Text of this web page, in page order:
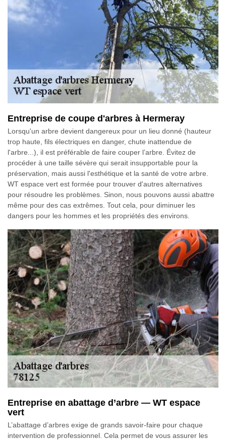
Entreprise de coupe d'arbres à Hermeray
Lorsqu'un arbre devient dangereux pour un lieu donné (hauteur
trop haute, fils électriques en danger, chute inattendue de
l'arbre...), il est préférable de faire couper l’arbre. Évitez de
procéder à une taille sévère qui serait insupportable pour la
préservation, mais aussi l'esthétique et la santé de votre arbre.
WT espace vert est formée pour trouver d'autres alternatives
pour résoudre les problèmes. Sinon, nous pouvons aussi abattre
même pour des cas extrêmes. Tout cela, pour diminuer les
dangers pour les hommes et les propriétés des environs.
Entreprise en abattage d’arbre — WT espace
vert
L’abattage d’arbres exige de grands savoir-faire pour chaque
intervention de professionnel. Cela permet de vous assurer les